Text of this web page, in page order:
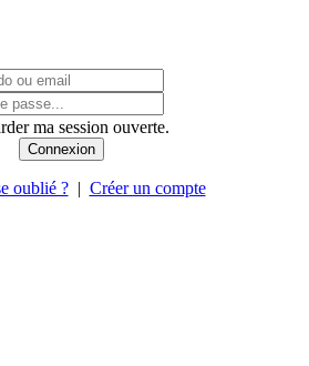
ma session ouverte.
oublié ?| Créer un compte